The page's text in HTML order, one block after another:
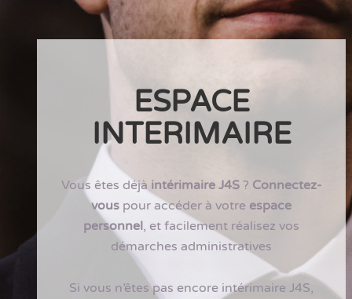
ESPACE
INTERIMAIRE
Vous êtes déjà intérimaire J4S? Connectez-
vous pour accéder à votre espace
personnel, et facilement réalisez vos
démarches administratives
Si vous n’êtes pas encore intérimaire J4S,